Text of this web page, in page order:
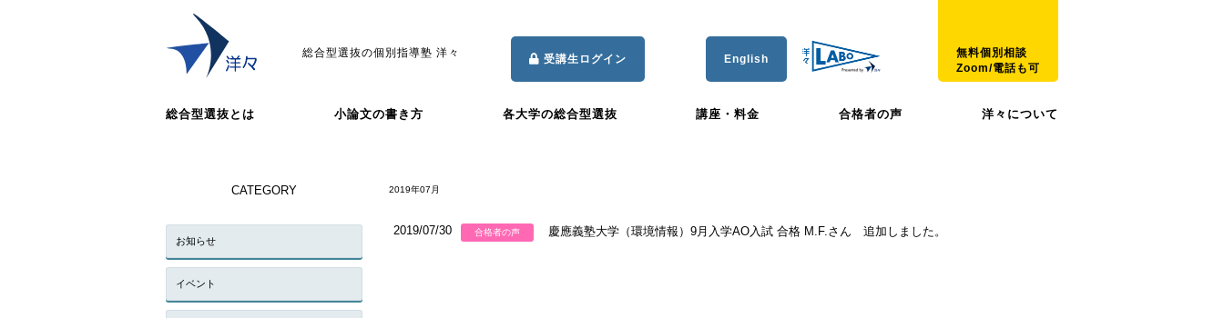
総合型選抜の個別指導塾 洋々 受講生ログイン English
無料個別相談
Zoom/電話も可
総合型選抜とは 小論文の書き方 各大学の総合型選抜 講座・料金 合格者の声 洋々について
2019年07月
2019/07/30 合格者の声 慶應義塾大学（環境情報）9月入学AO入試 合格 M.F.さん 追加しました。
CATEGORY
お知らせ
イベント